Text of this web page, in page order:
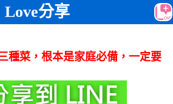
Love分享
種菜，根本是家庭必備，一定要